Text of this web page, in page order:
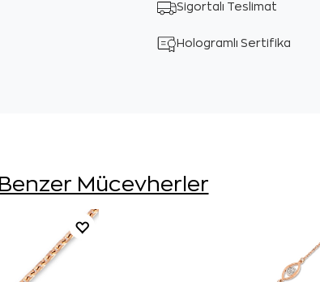
Sigortalı Teslimat
Hologramlı Sertifika
Benzer Mücevherler